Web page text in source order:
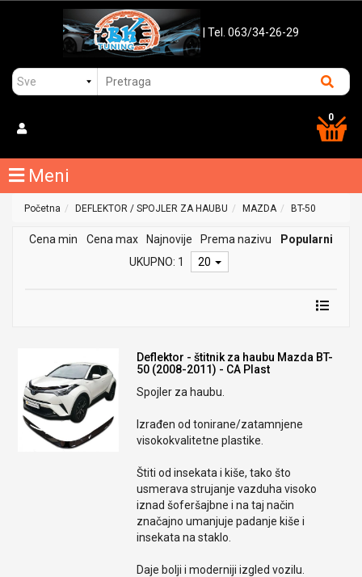
| Tel. 063/34-26-29
0
Meni
Početna DEFLEKTOR / SPOJLER ZA HAUBU MAZDA BT-50
Cena min Cena max Najnovije Prema nazivu
Popularni
UKUPNO: 1
20
Deflektor - štitnik za haubu Mazda BT-
50 (2008-2011) - CA Plast
Spojler za haubu.
Izrađen od tonirane/zatamnjene
visokokvalitetne plastike.
Štiti od insekata i kiše, tako što
usmerava strujanje vazduha visoko
iznad šoferšajbne i na taj način
značajno umanjuje padanje kiše i
insekata na staklo.
Daje bolji i moderniji izgled vozilu.